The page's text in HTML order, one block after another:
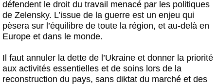
défendent le droit du travail menacé par les politiques
de Zelensky. L’issue de la guerre est un enjeu qui
pèsera sur l’équilibre de toute la région, et au-delà en
Europe et dans le monde.
Il faut annuler la dette de l’Ukraine et donner la priorité
aux activités essentielles et de soins lors de la
reconstruction du pays, sans diktat du marché et des